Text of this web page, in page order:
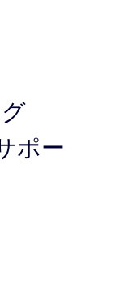
ポー